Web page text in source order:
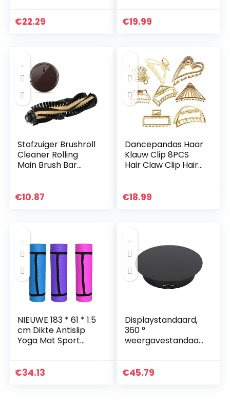
Stoffilterzakken
€22.29
Nagelriemolie
€19.99
Stofzuiger Brushroll
Cleaner Rolling
Main Brush Bar
Onderdelen voor
€10.87
Dancepandas Haar
Klauw Clip 8PCS
Hair Claw Clip Hair
Accessories
€18.99
NIEUWE 183 * 61 * 1.5
cm Dikte Antislip
Yoga Mat Sport
Opvouwbaar voor
€34.13
Displaystandaard,
360 °
weergavestandaar
weergeven van
€45.79